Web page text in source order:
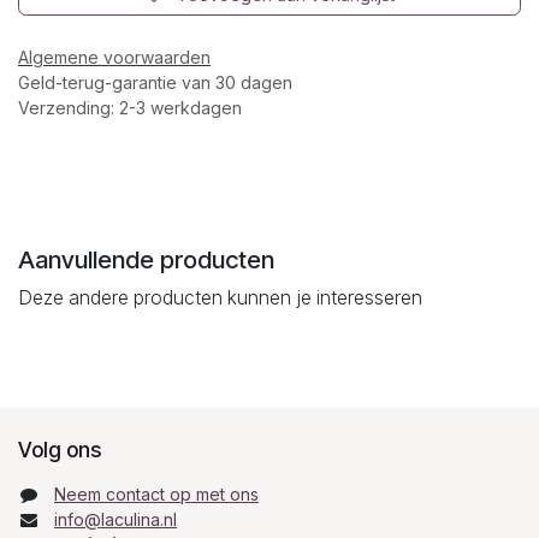
Algemene voorwaarden
Geld-terug-garantie van 30 dagen
Verzending: 2-3 werkdagen
Aanvullende producten
Deze andere producten kunnen je interesseren
Volg ons
Neem contact op met ons
info@laculina.nl